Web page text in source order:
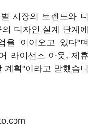
시장의 트렌드와 니
디자인 설계 단계에
을 이어오고 있다"며
라이선스 아웃, 제휴
획"이라고 말했습니